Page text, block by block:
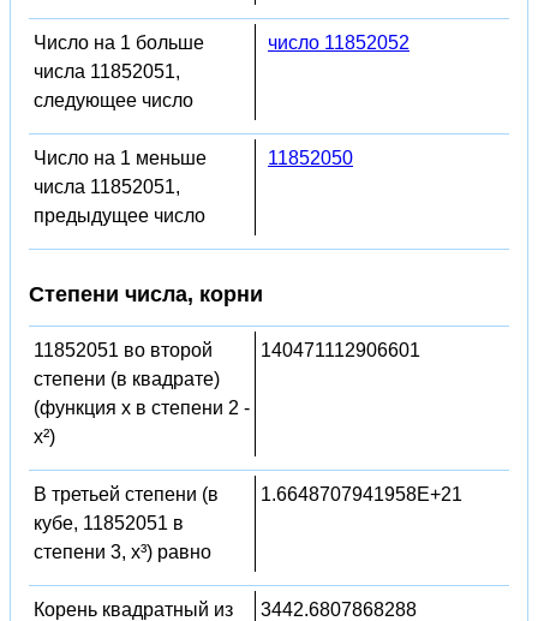
Число на 1 больше
числа 11852051,
следующее число
число 11852052
Число на 1 меньше
числа 11852051,
предыдущее число
11852050
Степени числа, корни
11852051 во второй
степени (в квадрате)
(функция x в степени 2 -
x²)
140471112906601
В третьей степени (в
кубе, 11852051 в
степени 3, x³) равно
1.6648707941958E+21
Корень квадратный из
3442.6807868288